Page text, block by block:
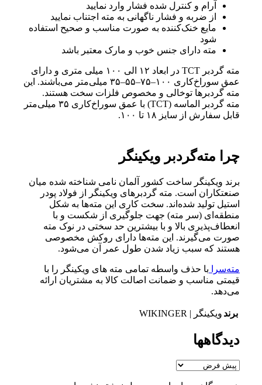
آرام و کنترل شده فشار وارد نمایید
از ضربه و فشار ناگهانی به مته اجتناب نمایید
مایع خنک‌کننده به صورت مناسب و صحیح استفاده
شود
مته دارای جنس خوب و مارک معتبر باشد
مته گردبر TCT در ابعاد ۱۲ الی ۱۰۰ میلی متری و دارای
عمق سوراخ‌کاری ۱۰۰–۷۵–۵۵–۳۵ میلی‌متر می‌باشند. این
مته گردبرها توخالی و مخصوص فلزات سخت هستند.
مته گردبر الماسه (TCT) با عمق سوراخ‌کاری ۳۵ میلی‌متر
قابل سفارش از سایز ۱۸ تا ۱۰۰.
چرا مته‌گردبر ویکینگر
برند ویکینگر ساخت کشور آلمان نامی شناخته شده میان
صنعتکاران است. مته گردبرهای ویکینگر از فولاد پودر
استیل تولید شده‌اند. سخت کاری این مته‌ها به شکل
منطقه‌ای (سر مته) جهت جلوگیری از شکست و با
انعطاف‌پذیری بالا و با بیشترین حد سختی در نوک مته
صورت می‌گیرند. این مته‌ها دارای روکش مخصوصی
هستند که سبب زیاد شدن طول عمر آن می‌شود.
مته‌سرا با حذف واسطه تمامی مته های ویکینگر را با
قیمتی مناسب و ضمانت اصالت کالا به مشتریان ارائه
می‌دهد.
برند ویکینگر | WIKINGER
دیدگاهها